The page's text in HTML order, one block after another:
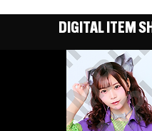
DIGITAL ITEM